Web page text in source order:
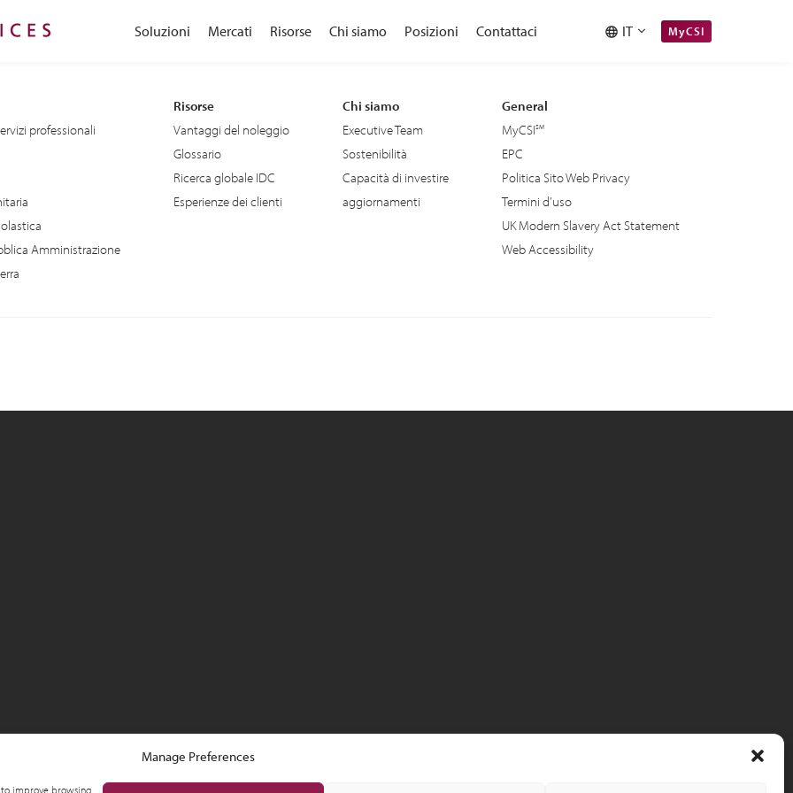
Manage Preferences
to improve browsing
Soluzioni Mercati Risorse Chi siamo Posizioni Contattaci IT MyCSI
professionali
Amministrazione
Risorse
Vantaggi del noleggio
Glossario
Ricerca globale IDC
Esperienze dei clienti
Chi siamo
Executive Team
Sostenibilità
Capacità di investire
aggiornamenti
General
MyCSI
EPC
Politica Sito Web Privacy
Termini d’uso
UK Modern Slavery Act Statement
Web Accessibility